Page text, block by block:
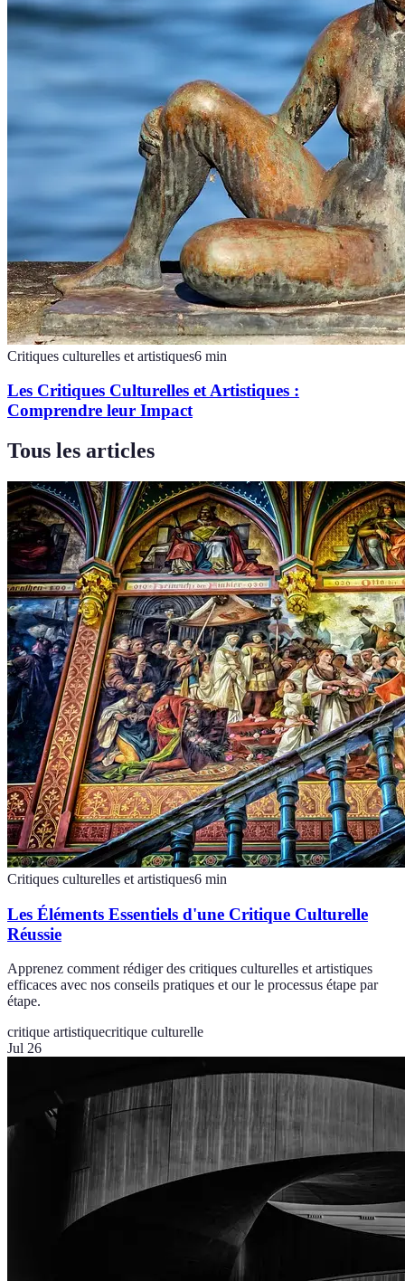
Critiques culturelles et artistiques6 min
Les Critiques Culturelles et Artistiques :
Comprendre leur Impact
Tous les articles
Critiques culturelles et artistiques6 min
Les Éléments Essentiels d'une Critique Culturelle
Réussie
Apprenez comment rédiger des critiques culturelles et artistiques
efficaces avec nos conseils pratiques et our le processus étape par
étape.
critique artistiquecritique culturelle
Jul 26